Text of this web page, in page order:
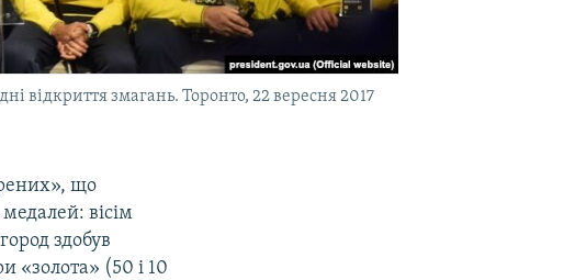
відкриття змагань. Торонто, 22 вересня 2017
що
вісім
здобув
«золота» (50 і 10